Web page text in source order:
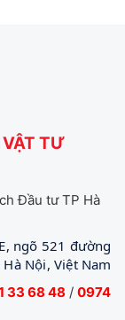
TƯ
Đầu tư TP Hà
ngõ 521 đường
Nội, Việt Nam
33 68 48 / 0974